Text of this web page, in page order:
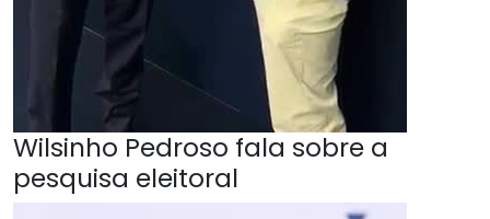
Wilsinho Pedroso fala sobre a
pesquisa eleitoral